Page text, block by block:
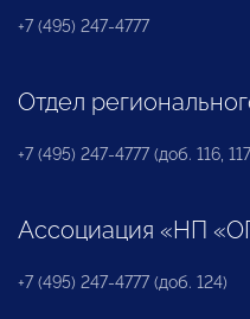
+7 (495) 247-4777
Отдел
+7 (495) 247-4777 (доб. 116,
Ассоциация «НП
+7 (495) 247-4777 (доб. 124)